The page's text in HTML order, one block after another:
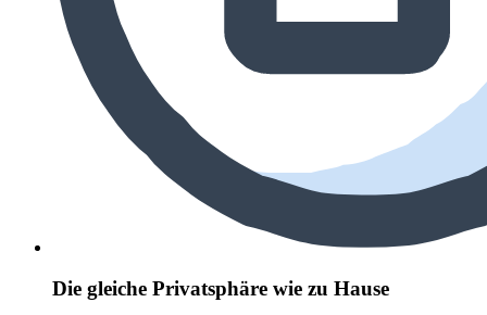
Die gleiche Privatsphäre wie zu Hause